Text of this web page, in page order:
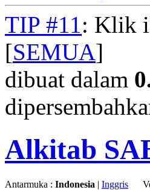
TIP #11: Klik
[SEMUA]
dibuat dalam
Alkitab
Antarmuka : Indonesia | Inggris